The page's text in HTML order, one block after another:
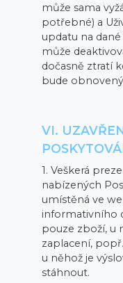
může sama
potřebné) a
updatu na
může
dočasně ztratí
bude
VI.
1. Veškerá
nabízených
umístěná ve
informativního
pouze zboží, u
zaplacení,
u něhož je
stáhnout.